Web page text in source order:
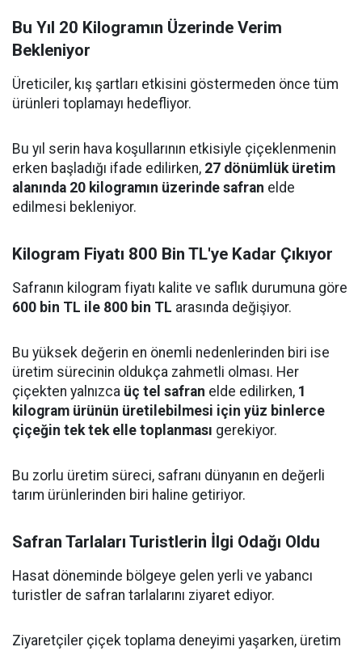
Bu Yıl 20 Kilogramın Üzerinde Verim
Bekleniyor
Üreticiler, kış şartları etkisini göstermeden önce tüm
ürünleri toplamayı hedefliyor.
Bu yıl serin hava koşullarının etkisiyle çiçeklenmenin
erken başladığı ifade edilirken, 27 dönümlük üretim
alanında 20 kilogramın üzerinde safran elde
edilmesi bekleniyor.
Kilogram Fiyatı 800 Bin TL'ye Kadar Çıkıyor
Safranın kilogram fiyatı kalite ve saflık durumuna göre
600 bin TL ile 800 bin TL arasında değişiyor.
Bu yüksek değerin en önemli nedenlerinden biri ise
üretim sürecinin oldukça zahmetli olması. Her
çiçekten yalnızca üç tel safran elde edilirken, 1
kilogram ürünün üretilebilmesi için yüz binlerce
çiçeğin tek tek elle toplanması gerekiyor.
Bu zorlu üretim süreci, safranı dünyanın en değerli
tarım ürünlerinden biri haline getiriyor.
Safran Tarlaları Turistlerin İlgi Odağı Oldu
Hasat döneminde bölgeye gelen yerli ve yabancı
turistler de safran tarlalarını ziyaret ediyor.
Ziyaretçiler çiçek toplama deneyimi yaşarken, üretim